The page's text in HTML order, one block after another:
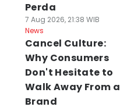
Perda
7 Aug 2026, 21:38 WIB
News
Cancel Culture:
Why Consumers
Don't Hesitate to
Walk Away From a
Brand